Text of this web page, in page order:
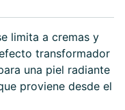
limita a cremas y
transformador
una piel radiante
proviene desde el